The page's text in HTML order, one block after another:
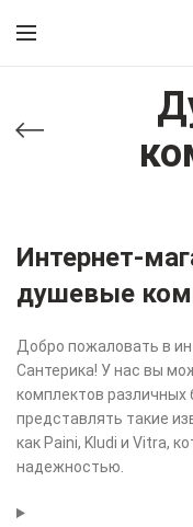
Интернет-
душевые
Добро пожаловать в
Сантерика! У нас вы
комплектов
представлять такие
как Paini, Kludi и Vitra,
надежностью.